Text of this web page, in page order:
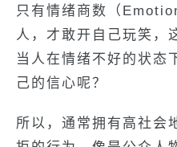
只有情绪商数（
人，才敢开自己玩笑，
当人在情绪不好的状态
己的信心呢？
所以，通常拥有高社会